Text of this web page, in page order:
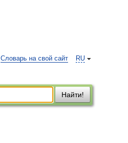
RU
Словарь на свой сайт
Найти!